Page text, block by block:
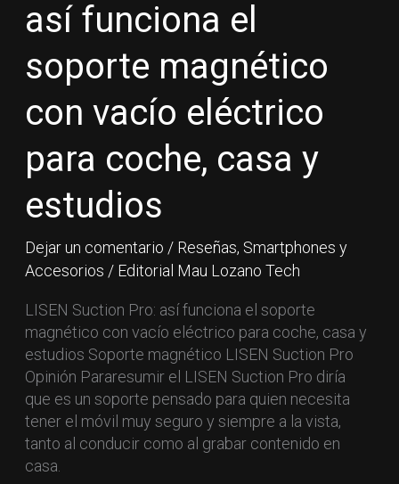
así funciona el
soporte magnético
con vacío eléctrico
para coche, casa y
estudios
Dejar un comentario / Reseñas, Smartphones y
Accesorios / Editorial Mau Lozano Tech
LISEN Suction Pro: así funciona el soporte
magnético con vacío eléctrico para coche, casa y
estudios Soporte magnético LISEN Suction Pro
Opinión Pararesumir el LISEN Suction Pro diría
que es un soporte pensado para quien necesita
tener el móvil muy seguro y siempre a la vista,
tanto al conducir como al grabar contenido en
casa.
soporte
con
eléctrico
coche,
casa
y